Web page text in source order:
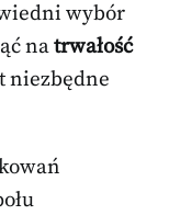
wybór
natrwałość
niezbędne